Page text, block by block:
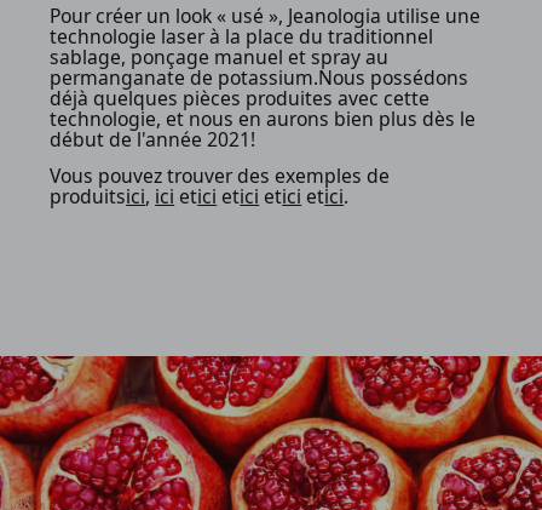
Pour créer un look « usé », Jeanologia utilise une
technologie laser à la place du traditionnel
sablage, ponçage manuel et spray au
permanganate de potassium.Nous possédons
déjà quelques pièces produites avec cette
technologie, et nous en aurons bien plus dès le
début de l'année 2021!
Vous pouvez trouver des exemples de
produitsici, ici etici etici etici etici.